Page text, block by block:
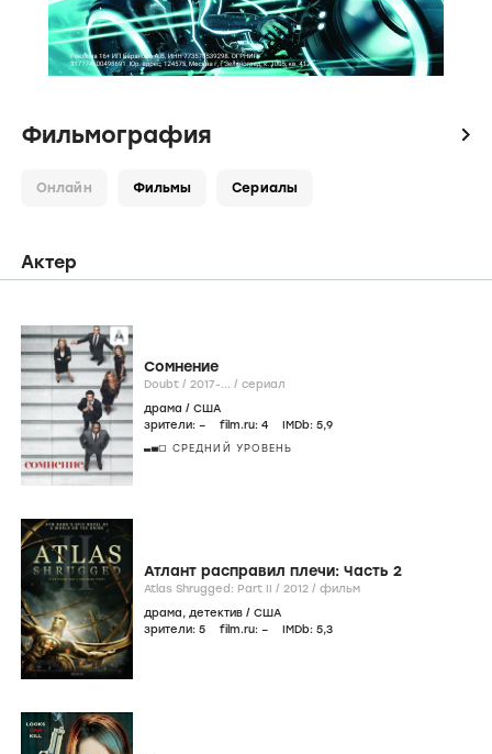
Фильмография icon
Онлайн Фильмы Сериалы
Актер
Сомнение
Doubt / 2017-... / сериал
драма / США
зрители: – film.ru: 4 IMDb: 5,9
СРЕДНИЙ УРОВЕНЬ
Атлант расправил плечи: Часть 2
Atlas Shrugged: Part II / 2012 / фильм
драма, детектив / США
зрители: 5 film.ru: – IMDb: 5,3